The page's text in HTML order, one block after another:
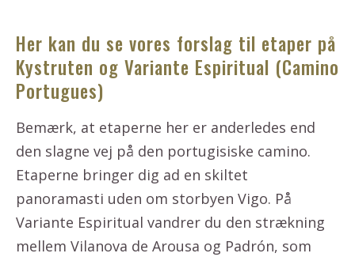
Her kan du se vores forslag til etaper på
Kystruten og Variante Espiritual (Camino
Portugues)
Bemærk, at etaperne her er anderledes end
den slagne vej på den portugisiske camino.
Etaperne bringer dig ad en skiltet
panoramasti uden om storbyen Vigo. På
Variante Espiritual vandrer du den strækning
mellem Vilanova de Arousa og Padrón, som